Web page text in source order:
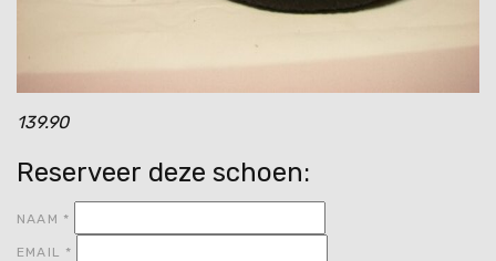
139.90
Reserveer deze schoen:
NAAM *
EMAIL *